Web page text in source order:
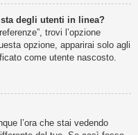
degli utenti in linea?
trovi l’opzione
opzione, apparirai solo agli
come utente nascosto.
l’ora che stai vedendo